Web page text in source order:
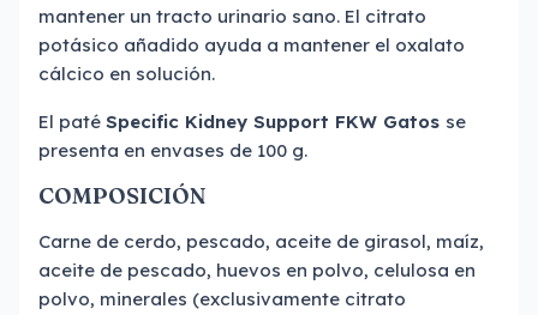
mantener un tracto urinario sano. El citrato
potásico añadido ayuda a mantener el oxalato
cálcico en solución.
El paté Specific Kidney Support FKW Gatos se
presenta en envases de 100 g.
COMPOSICIÓN
Carne de cerdo, pescado, aceite de girasol, maíz,
aceite de pescado, huevos en polvo, celulosa en
polvo, minerales (exclusivamente citrato